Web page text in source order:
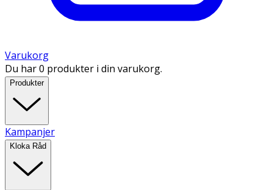
Varukorg
Du har 0 produkter i din varukorg.
Produkter
Kampanjer
Kloka Råd